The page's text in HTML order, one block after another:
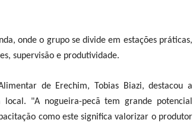
onde o grupo se divide em estações práticas,
supervisão e produtividade.
de Erechim, Tobias Biazi, destacou a
"A nogueira-pecã tem grande potencial
como este significa valorizar o produtor